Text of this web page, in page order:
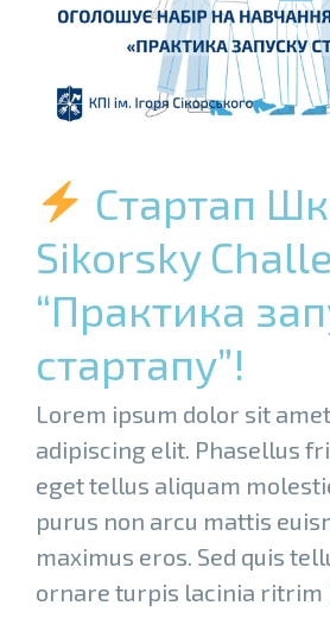
Стартап
Sikorsky
“Практика
стартапу”!
Lorem ipsum dolor sit
adipiscing elit. Phasellus
eget tellus aliquam
purus non arcu mattis
maximus eros. Sed quis
ornare turpis lacinia ritrim